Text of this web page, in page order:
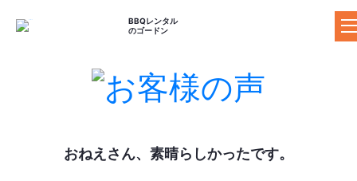
BBQレンタル
のゴードン
ゴードンのBBQレンタル
セットプラン
器材レンタルプラ
ン
食材プラン
おねえさん、素晴らしかったです。